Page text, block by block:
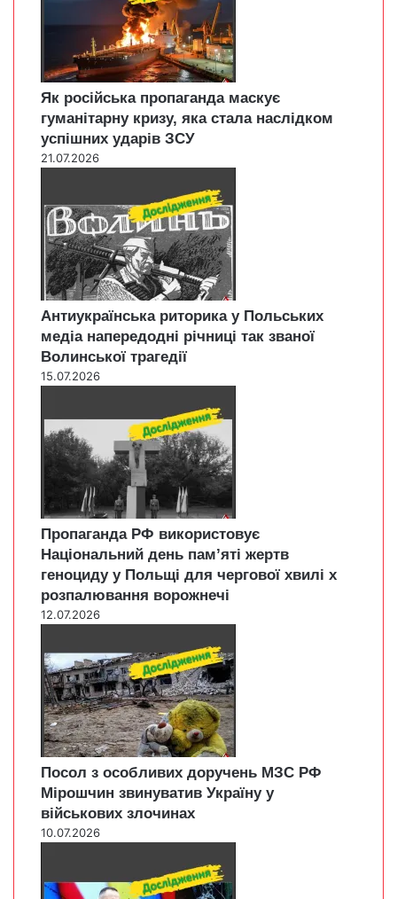
Як російська пропаганда маскує
гуманітарну кризу, яка стала наслідком
успішних ударів ЗСУ
21.07.2026
Антиукраїнська риторика у Польських
медіа напередодні річниці так званої
Волинської трагедії
15.07.2026
Пропаганда РФ використовує
Національний день пам’яті жертв
геноциду у Польщі для чергової хвилі х
розпалювання ворожнечі
12.07.2026
Посол з особливих доручень МЗС РФ
Мірошчин звинуватив Україну у
військових злочинах
10.07.2026